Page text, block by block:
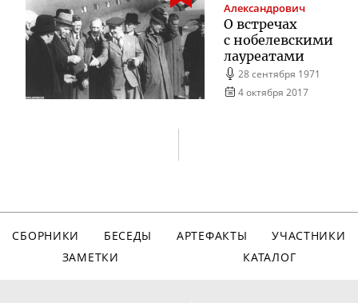
Александрович
О встречах
с нобелевскими
лауреатами
28 сентября 1971
4 октября 2017
СБОРНИКИ БЕСЕДЫ АРТЕФАКТЫ
УЧАСТНИКИ
ЗАМЕТКИ
КАТАЛОГ